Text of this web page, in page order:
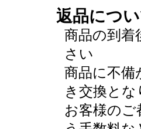
返品につ
商品の到着
さい
商品に不備
き交換と
お客様のご